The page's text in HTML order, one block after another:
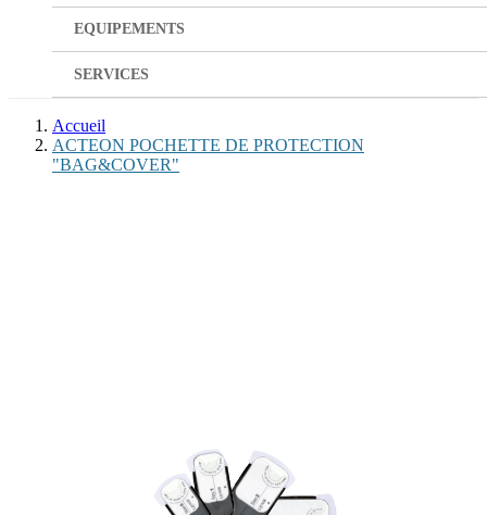
EQUIPEMENTS
SERVICES
Accueil
ACTEON POCHETTE DE PROTECTION
"BAG&COVER"